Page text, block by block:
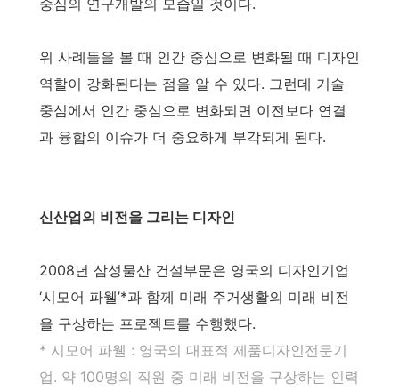
위 사례들을 볼 때 인간 중심으로 변화될 때 디자인
역할이 강화된다는 점을 알 수 있다. 그런데 기술
중심에서 인간 중심으로 변화되면 이전보다 연결
과 융합의 이슈가 더 중요하게 부각되게 된다.
신산업의 비전을 그리는 디자인
2008년 삼성물산 건설부문은 영국의 디자인기업
‘시모어 파웰’*과 함께 미래 주거생활의 미래 비전
을 구상하는 프로젝트를 수행했다.
* 시모어 파웰 : 영국의 대표적 제품디자인전문기
업. 약 100명의 직원 중 미래 비전을 구상하는 인력